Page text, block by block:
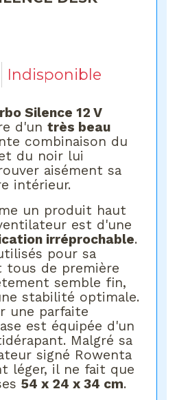
Indisponible
Silence 12 V
d'untrès beau
combinaison du
du noir lui
aisément sa
intérieur.
un produit haut
est d'une
irréprochable.
pour sa
tous de première
semble fin,
stabilité optimale.
une parfaite
est équipée d'un
Malgré sa
signé Rowenta
léger, il ne fait que
54 x 24 x 34 cm.